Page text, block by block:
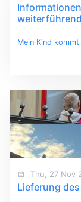
Mein Kind
Thu, 27 Nov
Lieferung